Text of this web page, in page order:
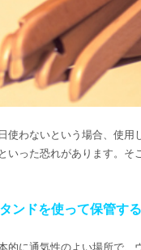
使わないという場合、使
いった恐れがあります。
ンドを使って保管す
的に通気性のよい場所で